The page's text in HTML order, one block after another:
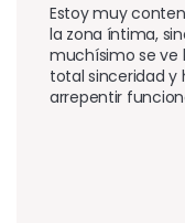
Estoy muy
la zona íntima,
muchísimo se ve
total sinceridad y
arrepentir